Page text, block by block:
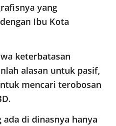
yang
Ibu Kota
keterbatasan
alasan untuk pasif,
mencari terobosan
ada di dinasnya hanya